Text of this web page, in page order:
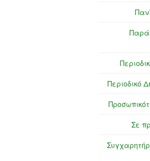
Περιοδικό
Σε